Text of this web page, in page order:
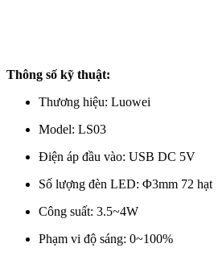
Thông số kỹ thuật:
Thương hiệu: Luowei
Model: LS03
Điện áp đầu vào: USB DC 5V
Số lượng đèn LED: Φ3mm 72 hạt
Công suất: 3.5~4W
Phạm vi độ sáng: 0~100%